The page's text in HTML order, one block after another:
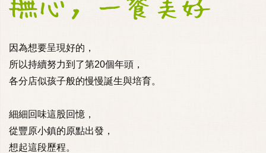
因為想要呈現好的，
所以持續努力到了第20個年頭，
各分店似孩子般的慢慢誕生與培育。
細細回味這股回憶，
從豐原小鎮的原點出發，
想起這段歷程。